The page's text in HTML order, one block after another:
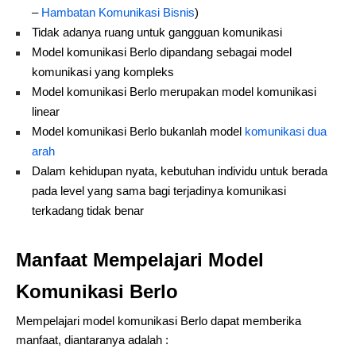
– Hambatan Komunikasi Bisnis)
Tidak adanya ruang untuk gangguan komunikasi
Model komunikasi Berlo dipandang sebagai model
komunikasi yang kompleks
Model komunikasi Berlo merupakan model komunikasi
linear
Model komunikasi Berlo bukanlah model komunikasi dua
arah
Dalam kehidupan nyata, kebutuhan individu untuk berada
pada level yang sama bagi terjadinya komunikasi
terkadang tidak benar
Manfaat Mempelajari Model
Komunikasi Berlo
Mempelajari model komunikasi Berlo dapat memberika
manfaat, diantaranya adalah :